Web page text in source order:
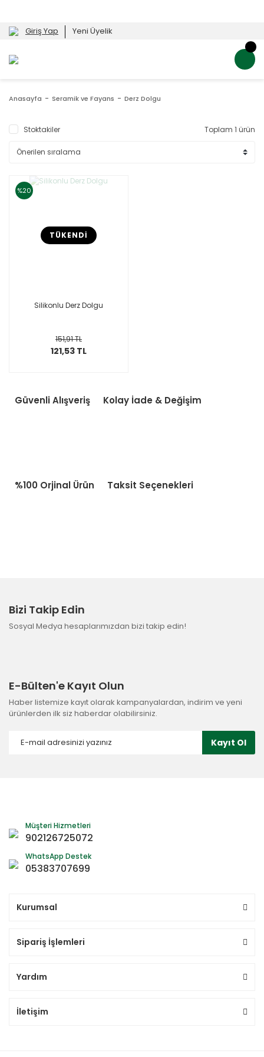
Giriş Yap Yeni Üyelik
Anasayfa Seramik ve Fayans Derz Dolgu
Stoktakiler Toplam 1 ürün
%20
TÜKENDİ
Silikonlu Derz Dolgu
151,91 TL
121,53 TL
Güvenli Alışveriş Kolay İade & Değişim
%100 Orjinal Ürün Taksit Seçenekleri
Bizi Takip Edin
Sosyal Medya hesaplarımızdan bizi takip edin!
E-Bülten'e Kayıt Olun
Haber listemize kayıt olarak kampanyalardan, indirim ve yeni
ürünlerden ilk siz haberdar olabilirsiniz.
Kayıt Ol
Müşteri Hizmetleri
902126725072
WhatsApp Destek
05383707699
Kurumsal
Sipariş İşlemleri
Yardım
İletişim